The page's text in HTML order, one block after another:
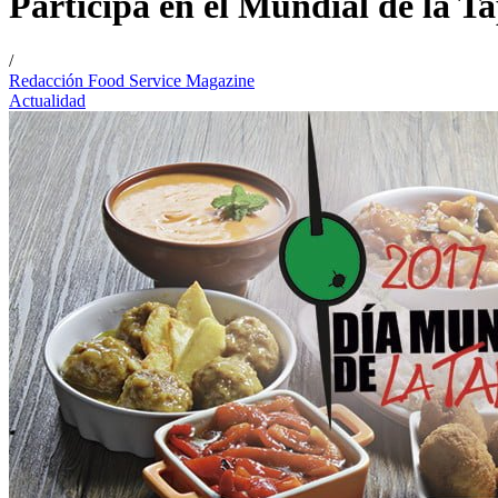
/
Redacción Food Service Magazine
Actualidad